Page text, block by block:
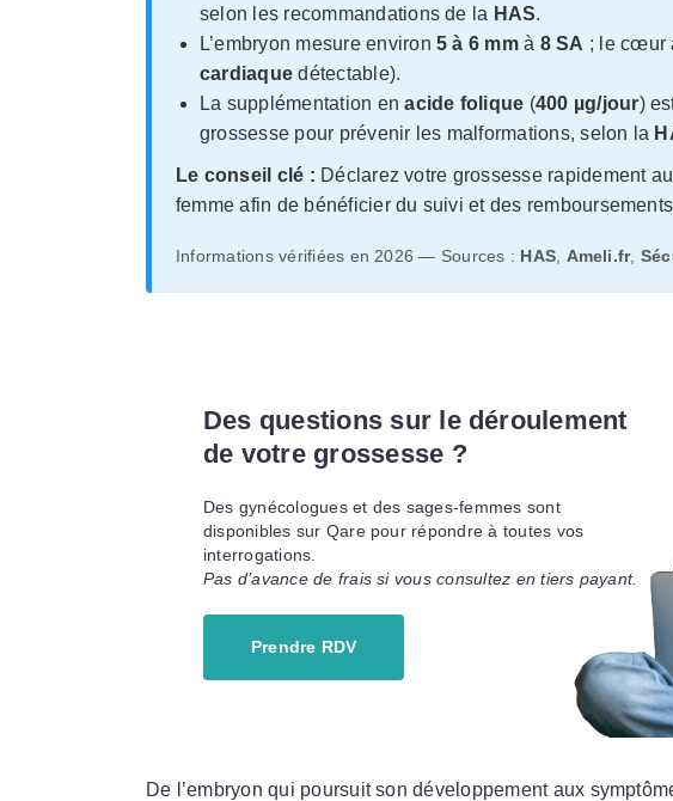
selon les recommandations de la HAS.
L’embryon mesure environ 5 à 6 mmà 8 SA ; le cœur
cardiaque détectable).
La supplémentation enacide folique (400 µg/jour)
grossesse pour prévenir les malformations, selon la
Le conseil clé : Déclarez votre grossesse rapidement
femme afin de bénéficier du suivi et des
Informations vérifiées en 2026 — Sources : HAS, Ameli.fr,
Des questions sur le déroulement
de votre grossesse ?
Des gynécologues et des sages-femmes sont
disponibles sur Qare pour répondre à toutes vos
interrogations.
Pas d’avance de frais si vous consultez en tiers payant.
Prendre RDV
De l’embryon qui poursuit son développement aux